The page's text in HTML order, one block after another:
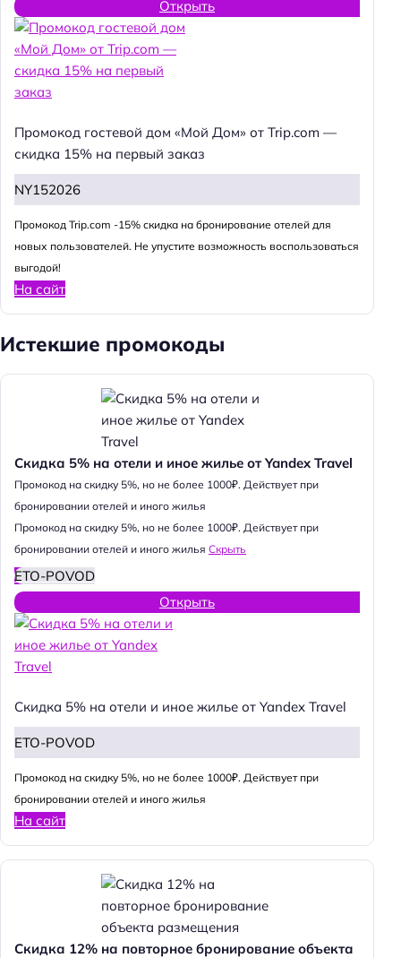
Открыть
Промокод гостевой дом «Мой Дом» от Trip.com —
скидка 15% на первый заказ
NY152026
Промокод Trip.com -15% скидка на бронирование отелей для
новых пользователей. Не упустите возможность воспользоваться
выгодой!
На сайт
Истекшие промокоды
Скидка 5% на отели и иное жилье от Yandex Travel
Промокод на скидку 5%, но не более 1000₽. Действует при
бронировании отелей и иного жилья
Промокод на скидку 5%, но не более 1000₽. Действует при
бронировании отелей и иного жилья Скрыть
ETO-POVOD
Открыть
Скидка 5% на отели и иное жилье от Yandex Travel
ETO-POVOD
Промокод на скидку 5%, но не более 1000₽. Действует при
бронировании отелей и иного жилья
На сайт
Скидка 12% на повторное бронирование объекта